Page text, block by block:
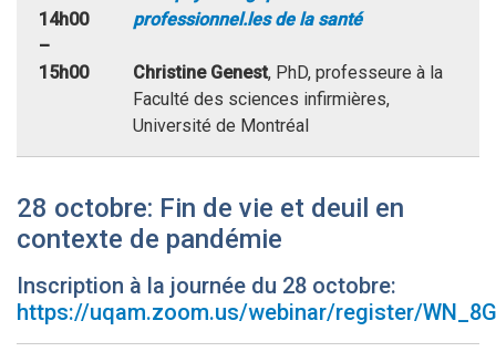
14h00
–
15h00
professionnel.les de la santé
Christine Genest, PhD, professeure à la
Faculté des sciences infirmières,
Université de Montréal
28 octobre: Fin de vie et deuil en
contexte de pandémie
Inscription à la journée du 28 octobre:
https://uqam.zoom.us/webinar/register/